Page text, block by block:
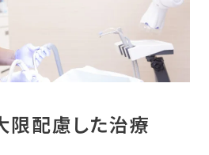
限配慮した治療